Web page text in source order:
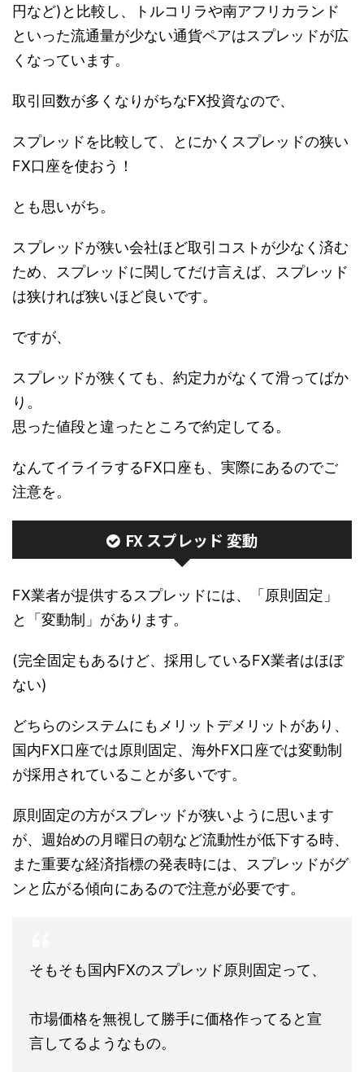
円など)と比較し、トルコリラや南アフリカランド
といった流通量が少ない通貨ペアはスプレッドが広
くなっています。
取引回数が多くなりがちなFX投資なので、
スプレッドを比較して、とにかくスプレッドの狭い
FX口座を使おう！
とも思いがち。
スプレッドが狭い会社ほど取引コストが少なく済む
ため、スプレッドに関してだけ言えば、スプレッド
は狭ければ狭いほど良いです。
ですが、
スプレッドが狭くても、約定力がなくて滑ってばか
り。
思った値段と違ったところで約定してる。
なんてイライラするFX口座も、実際にあるのでご
注意を。
FX スプレッド 変動
FX業者が提供するスプレッドには、「原則固定」
と「変動制」があります。
(完全固定もあるけど、採用しているFX業者はほぼ
ない)
どちらのシステムにもメリットデメリットがあり、
国内FX口座では原則固定、海外FX口座では変動制
が採用されていることが多いです。
原則固定の方がスプレッドが狭いように思います
が、週始めの月曜日の朝など流動性が低下する時、
また重要な経済指標の発表時には、スプレッドがグ
ンと広がる傾向にあるので注意が必要です。
そもそも国内FXのスプレッド原則固定って、
市場価格を無視して勝手に価格作ってると宣
言してるようなもの。